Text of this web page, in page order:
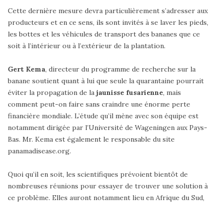
Cette dernière mesure devra particulièrement s’adresser aux
producteurs et en ce sens, ils sont invités à se laver les pieds,
les bottes et les véhicules de transport des bananes que ce
soit à l’intérieur ou à l’extérieur de la plantation.
Gert Kema, directeur du programme de recherche sur la
banane soutient quant à lui que seule la quarantaine pourrait
éviter la propagation de la jaunisse fusarienne, mais
comment peut-on faire sans craindre une énorme perte
financière mondiale. L’étude qu’il mène avec son équipe est
notamment dirigée par l’Université de Wageningen aux Pays-
Bas. Mr. Kema est également le responsable du site
panamadisease.org.
Quoi qu’il en soit, les scientifiques prévoient bientôt de
nombreuses réunions pour essayer de trouver une solution à
ce problème. Elles auront notamment lieu en Afrique du Sud,